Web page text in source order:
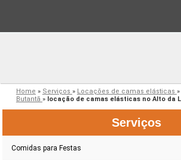
Home » Serviços » Locações de camas elásticas »
Butantã » locação de camas elásticas no Alto da
Serviços
Comidas para Festas